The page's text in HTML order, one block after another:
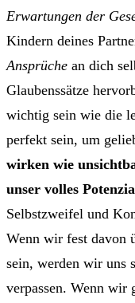
Erwartungen der
Kindern deines
Ansprüche an dich
Glaubenssätze
wichtig sein wie die
perfekt sein, um
wirken wie
unser volles
Selbstzweifel und
Wenn wir fest davon
sein, werden wir uns
verpassen. Wenn wir